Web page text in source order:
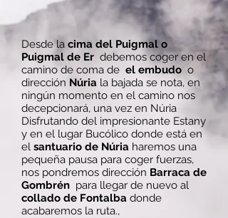
Desde la cima del Puigmal o
Puigmal de Er debemos coger en el
camino de coma de el embudo o
dirección Núria la bajada se nota, en
ningún momento en el camino nos
decepcionará, una vez en Núria
Disfrutando del impresionante Estany
y en el lugar Bucólico donde está en
el santuario de Núria haremos una
pequeña pausa para coger fuerzas,
nos pondremos dirección Barraca de
Gombrén para llegar de nuevo al
collado de Fontalba donde
acabaremos la ruta.,